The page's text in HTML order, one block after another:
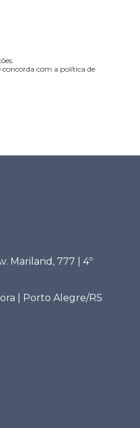
concorda com a política de
Mariland, 777 | 4º
| Porto Alegre/RS